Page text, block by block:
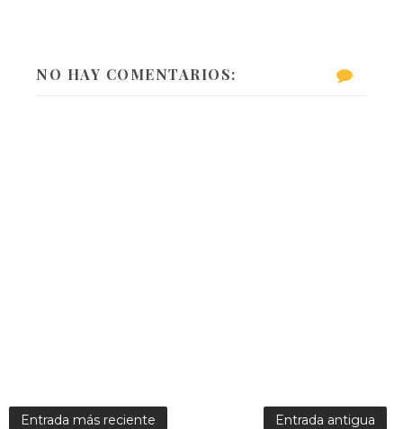
NO HAY COMENTARIOS:
Entrada más reciente Entrada antigua